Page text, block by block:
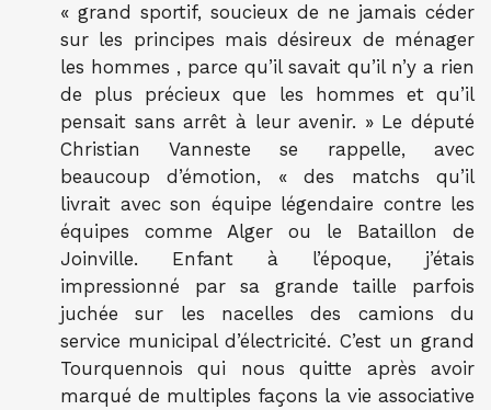
« grand sportif, soucieux de ne jamais céder
sur les principes mais désireux de ménager
les hommes , parce qu’il savait qu’il n’y a rien
de plus précieux que les hommes et qu’il
pensait sans arrêt à leur avenir. » Le député
Christian Vanneste se rappelle, avec
beaucoup d’émotion, « des matchs qu’il
livrait avec son équipe légendaire contre les
équipes comme Alger ou le Bataillon de
Joinville. Enfant à l’époque, j’étais
impressionné par sa grande taille parfois
juchée sur les nacelles des camions du
service municipal d’électricité. C’est un grand
Tourquennois qui nous quitte après avoir
marqué de multiples façons la vie associative